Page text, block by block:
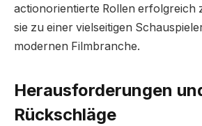
actionorientierte Rollen erfolgreich
sie zu einer vielseitigen
modernen Filmbranche.
Herausforderungen
Rückschläge